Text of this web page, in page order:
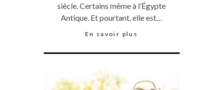
siècle. Certains même à l’Égypte
Antique. Et pourtant, elle est…
En savoir plus